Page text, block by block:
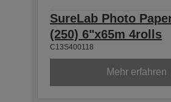
SureLab Photo
(250) 6"x65m 4rolls
C13S400118
Mehr erfahren